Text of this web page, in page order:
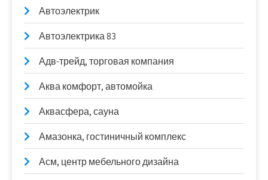
Автоэлектрик
Автоэлектрика 83
Адв-трейд, торговая компания
Аква комфорт, автомойка
Аквасфера, сауна
Амазонка, гостиничный комплекс
Асм, центр мебельного дизайна